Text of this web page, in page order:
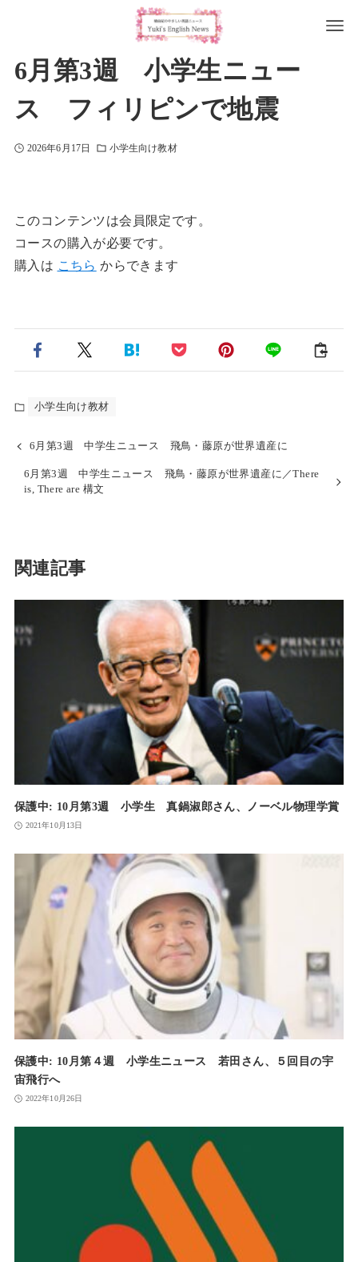
6月第3週 小学生ニュー
ス フィリピンで地震
2026年6月17日 小学生向け教材
このコンテンツは会員限定です。
コースの購入が必要です。
購入は こちら からできます
小学生向け教材
6月第3週 中学生ニュース 飛鳥・藤原が世界遺産に
6月第3週 中学生ニュース 飛鳥・藤原が世界遺産に／There
is, There are 構文
関連記事
保護中: 10月第3週 小学生 真鍋淑郎さん、ノーベル物理学賞
2021年10月13日
保護中: 10月第４週 小学生ニュース 若田さん、５回目の宇
宙飛行へ
2022年10月26日